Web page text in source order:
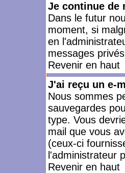
Je continue de
Dans le futur
moment, si
en
messages
Revenir en haut
J'ai reçu un e-
Nous sommes
sauvegardes
type. Vous
mail que vous
(ceux-ci
l'administrateur
Revenir en haut